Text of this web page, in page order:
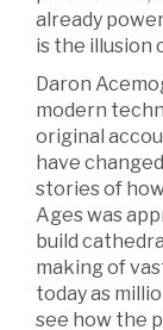
already
is the illusion
Daron
modern
original
have
stories of
Ages was
build
making of
today as
see how the